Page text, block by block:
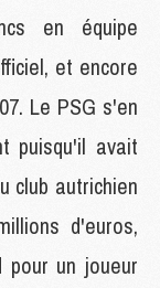
en équipe
et encore
Le PSG s'en
puisqu'il avait
club autrichien
d'euros,
un joueur